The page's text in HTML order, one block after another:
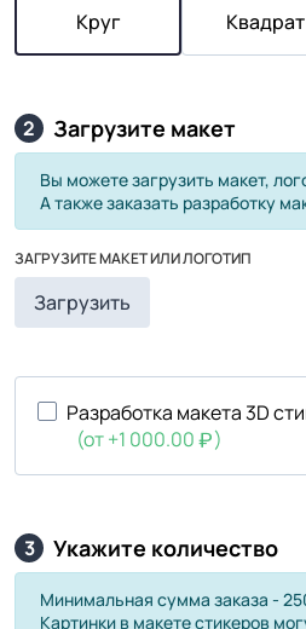
Круг Квадрат
2 Загрузите макет
Вы можете загрузить макет,
А также заказать разработку
ЗАГРУЗИТЕ МАКЕТ ИЛИ ЛОГОТИП
Загрузить
Разработка макета 3D
(от +1 000.00
)
3 Укажите количество
Минимальная сумма заказа -
Картинки в макете стикеров